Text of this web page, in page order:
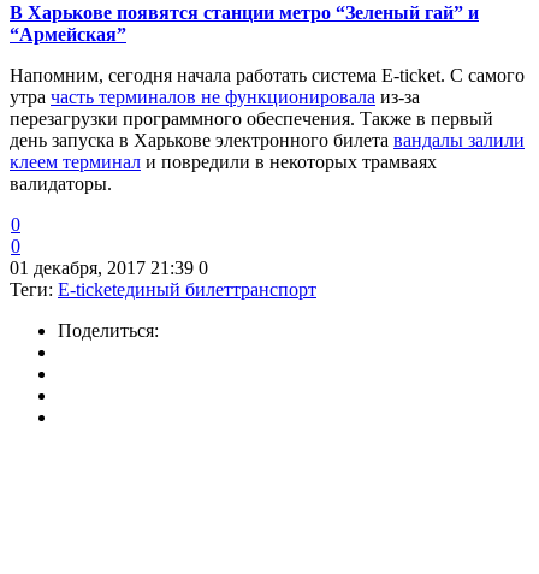
В Харькове появятся станции метро “Зеленый гай” и
“Армейская”
Напомним, сегодня начала работать система E-ticket. C самого
утра часть терминалов не функционировала из-за
перезагрузки программного обеспечения. Также в первый
день запуска в Харькове электронного билета вандалы залили
клеем терминал и повредили в некоторых трамваях
валидаторы.
0
0
01 декабря, 2017 21:39 0
Теги: E-ticketединый билеттранспорт
Поделиться: